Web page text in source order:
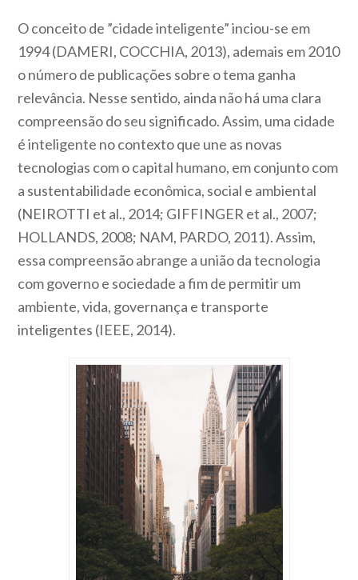
O conceito de ”cidade inteligente” inciou-se em
1994 (DAMERI, COCCHIA, 2013), ademais em 2010
o número de publicações sobre o tema ganha
relevância. Nesse sentido, ainda não há uma clara
compreensão do seu significado. Assim, uma cidade
é inteligente no contexto que une as novas
tecnologias com o capital humano, em conjunto com
a sustentabilidade econômica, social e ambiental
(NEIROTTI et al., 2014; GIFFINGER et al., 2007;
HOLLANDS, 2008; NAM, PARDO, 2011). Assim,
essa compreensão abrange a união da tecnologia
com governo e sociedade a fim de permitir um
ambiente, vida, governança e transporte
inteligentes (IEEE, 2014).